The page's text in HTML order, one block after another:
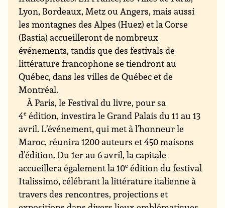
Lyon, Bordeaux, Metz ou Angers, mais aussi
les montagnes des Alpes (Huez) et la Corse
(Bastia) accueilleront de nombreux
événements, tandis que des festivals de
littérature francophone se tiendront au
Québec, dans les villes de Québec et de
Montréal.
À Paris, le Festival du livre, pour sa
4e édition, investira le Grand Palais du 11 au 13
avril. L’événement, qui met à l’honneur le
Maroc, réunira 1200 auteurs et 450 maisons
d’édition. Du 1er au 6 avril, la capitale
accueillera également la 10e édition du festival
Italissimo, célébrant la littérature italienne à
travers des rencontres, projections et